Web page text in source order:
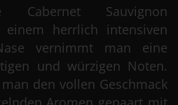
Cabernet Sauvignon
herrlich intensiven
vernimmt man eine
und würzigen Noten.
den vollen Geschmack